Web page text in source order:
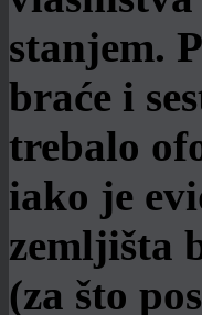
stanjem.
braće i
trebalo
iako je
zemljišta
(za što